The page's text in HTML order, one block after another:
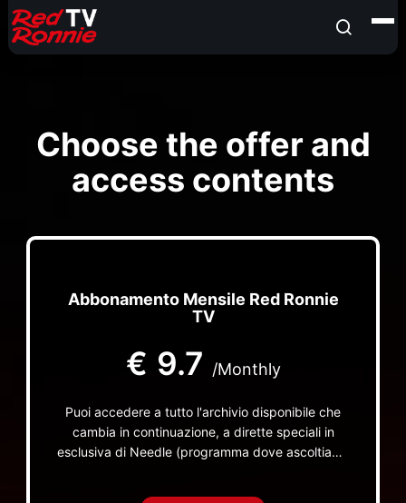
Choose the offer and
access contents
Abbonamento Mensile Red Ronnie
TV
€ 9.7 /Monthly
Puoi accedere a tutto l'archivio disponibile che
cambia in continuazione, a dirette speciali in
esclusiva di Needle (programma dove ascoltiamo